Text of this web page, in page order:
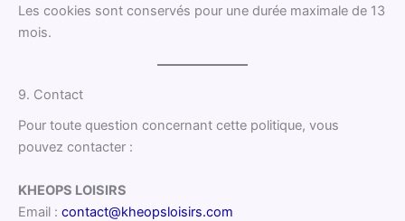
Les cookies sont conservés pour une durée maximale de 13
mois.
9. Contact
Pour toute question concernant cette politique, vous
pouvez contacter :
KHEOPS LOISIRS
Email : contact@kheopsloisirs.com